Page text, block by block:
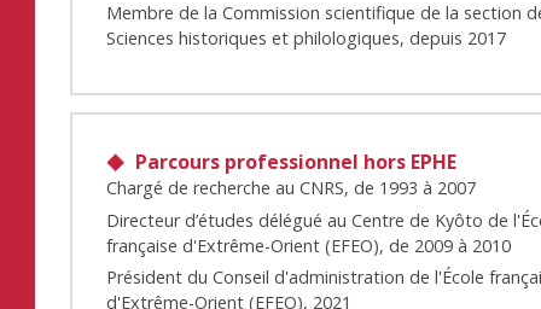
Membre de la Commission scientifique de la section
Sciences historiques et philologiques, depuis 2017
Parcours professionnel hors EPHE
Chargé de recherche au CNRS, de 1993 à 2007
Directeur d’études délégué au Centre de Kyôto de
française d'Extrême-Orient (EFEO), de 2009 à 2010
Président du Conseil d'administration de l'École
d'Extrême-Orient (EFEO), 2021